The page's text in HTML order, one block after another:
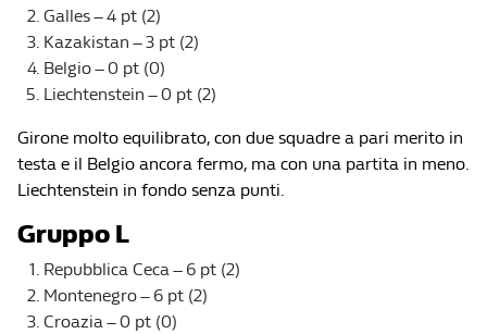
Galles – 4 pt (2)
Kazakistan – 3 pt (2)
Belgio – 0 pt (0)
Liechtenstein – 0 pt (2)
Girone molto equilibrato, con due squadre a pari merito in
testa e il Belgio ancora fermo, ma con una partita in meno.
Liechtenstein in fondo senza punti.
Gruppo L
Repubblica Ceca – 6 pt (2)
Montenegro – 6 pt (2)
Croazia – 0 pt (0)